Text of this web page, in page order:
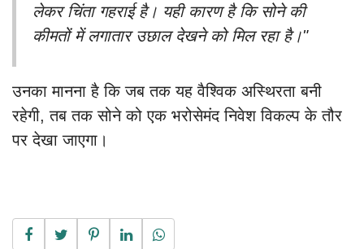
लेकर चिंता गहराई है। यही कारण है कि सोने की
कीमतों में लगातार उछाल देखने को मिल रहा है।"
उनका मानना है कि जब तक यह वैश्विक अस्थिरता बनी
रहेगी, तब तक सोने को एक भरोसेमंद निवेश विकल्प के तौर
पर देखा जाएगा।